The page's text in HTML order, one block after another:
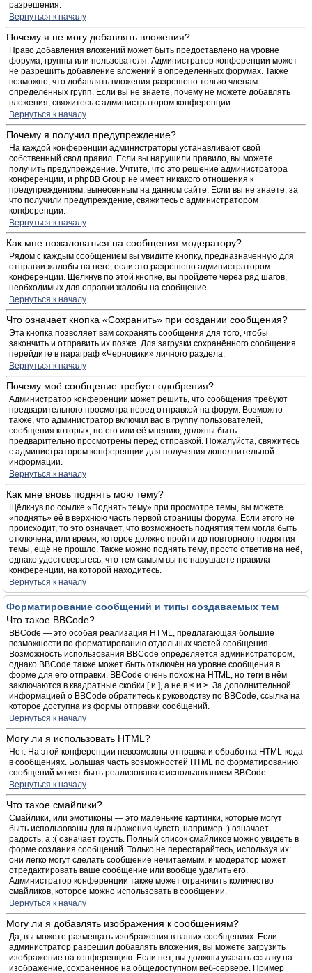
разрешения.
Вернуться к началу
Почему я не могу добавлять вложения?
Право добавления вложений может быть предоставлено на уровне
форума, группы или пользователя. Администратор конференции может
не разрешить добавление вложений в определённых форумах. Также
возможно, что добавлять вложения разрешено только членам
определённых групп. Если вы не знаете, почему не можете добавлять
вложения, свяжитесь с администратором конференции.
Вернуться к началу
Почему я получил предупреждение?
На каждой конференции администраторы устанавливают свой
собственный свод правил. Если вы нарушили правило, вы можете
получить предупреждение. Учтите, что это решение администратора
конференции, и phpBB Group не имеет никакого отношения к
предупреждениям, вынесенным на данном сайте. Если вы не знаете, за
что получили предупреждение, свяжитесь с администратором
конференции.
Вернуться к началу
Как мне пожаловаться на сообщения модератору?
Рядом с каждым сообщением вы увидите кнопку, предназначенную для
отправки жалобы на него, если это разрешено администратором
конференции. Щёлкнув по этой кнопке, вы пройдёте через ряд шагов,
необходимых для оправки жалобы на сообщение.
Вернуться к началу
Что означает кнопка «Сохранить» при создании сообщения?
Эта кнопка позволяет вам сохранять сообщения для того, чтобы
закончить и отправить их позже. Для загрузки сохранённого сообщения
перейдите в параграф «Черновики» личного раздела.
Вернуться к началу
Почему моё сообщение требует одобрения?
Администратор конференции может решить, что сообщения требуют
предварительного просмотра перед отправкой на форум. Возможно
также, что администратор включил вас в группу пользователей,
сообщения которых, по его или её мнению, должны быть
предварительно просмотрены перед отправкой. Пожалуйста, свяжитесь
с администратором конференции для получения дополнительной
информации.
Вернуться к началу
Как мне вновь поднять мою тему?
Щёлкнув по ссылке «Поднять тему» при просмотре темы, вы можете
«поднять» её в верхнюю часть первой страницы форума. Если этого не
происходит, то это означает, что возможность поднятия тем могла быть
отключена, или время, которое должно пройти до повторного поднятия
темы, ещё не прошло. Также можно поднять тему, просто ответив на неё,
однако удостоверьтесь, что тем самым вы не нарушаете правила
конференции, на которой находитесь.
Вернуться к началу
Форматирование сообщений и типы создаваемых тем
Что такое BBCode?
BBCode — это особая реализация HTML, предлагающая большие
возможности по форматированию отдельных частей сообщения.
Возможность использования BBCode определяется администратором,
однако BBCode также может быть отключён на уровне сообщения в
форме для его отправки. BBCode очень похож на HTML, но теги в нём
заключаются в квадратные скобки [ и ], а не в < и >. За дополнительной
информацией о BBCode обратитесь к руководству по BBCode, ссылка на
которое доступна из формы отправки сообщений.
Вернуться к началу
Могу ли я использовать HTML?
Нет. На этой конференции невозможны отправка и обработка HTML-кода
в сообщениях. Большая часть возможностей HTML по форматированию
сообщений может быть реализована с использованием BBCode.
Вернуться к началу
Что такое смайлики?
Смайлики, или эмотиконы — это маленькие картинки, которые могут
быть использованы для выражения чувств, например :) означает
радость, а :( означает грусть. Полный список смайликов можно увидеть в
форме создания сообщений. Только не перестарайтесь, используя их:
они легко могут сделать сообщение нечитаемым, и модератор может
отредактировать ваше сообщение или вообще удалить его.
Администратор конференции также может ограничить количество
смайликов, которое можно использовать в сообщении.
Вернуться к началу
Могу ли я добавлять изображения к сообщениям?
Да, вы можете размещать изображения в ваших сообщениях. Если
администратор разрешил добавлять вложения, вы можете загрузить
изображение на конференцию. Если нет, вы должны указать ссылку на
изображение, сохранённое на общедоступном веб-сервере. Пример